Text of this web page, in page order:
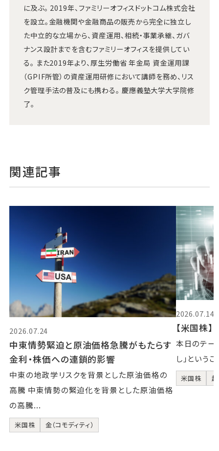
に及ぶ。 2019年、ファミリーオフィスドットコム株式会社
を設立。金融機関や金融商品の販売から完全に独立し
た中立的な立場から、資産運用、相続・事業承継、ガバ
ナンス設計までを含むファミリーオフィスを提供してい
る。 また2019年より、厚生労働省 年金局 資金運用課
（GPIF所管）の資産運用研修において講師を務め、リス
ク管理手法の普及にも携わる。 慶應義塾大学大学院修
了。
関連記事
2026.07.24
中東情勢緊迫と原油価格急騰がもたらす
金利・株価への連鎖的影響
中東の地政学リスクを背景とした原油価格の
高騰 中東情勢の緊迫化を背景とした原油価格
の高騰...
米国株 金（コモディティ）
2026.07.14
【米国株
本日のテー
し」という
米国株